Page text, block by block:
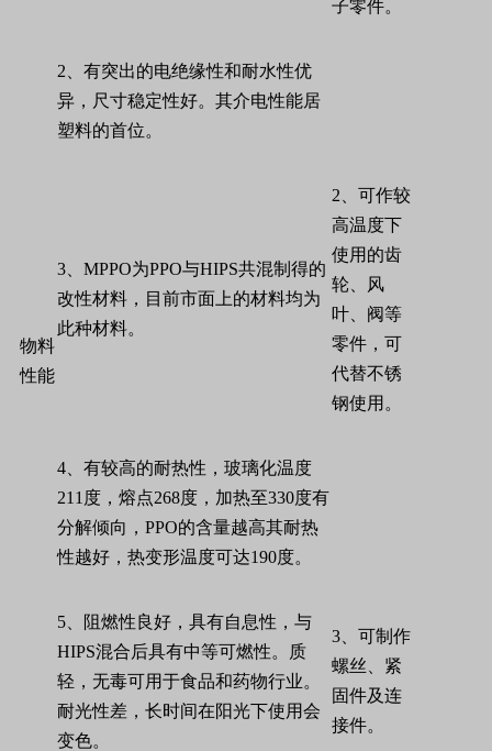
物料
性能
子零件。
2 、有突出的电绝缘性和耐水性优
异，尺寸稳定性好。其介电性能居
塑料的首位。
3 MPPO为PPO与HIPS共混制得的
改性材料，目前市面上的材料均为
此种材料。
2 、可作较
高温度下
使用的齿
轮、风
叶、阀等
零件，可
代替不锈
钢使用。
4 、有较高的耐热性，玻璃化温度
211 度，熔点268度，加热至330度有
分解倾向， PPO的含量越高其耐热
性越好，热变形温度可达190度。
5 、阻燃性良好，具有自息性，与
HIPS混合后具有中等可燃性。质
轻，无毒可用于食品和药物行业。
耐光性差，长时间在阳光下使用会
变色。
3 、可制作
螺丝、紧
固件及连
接件。